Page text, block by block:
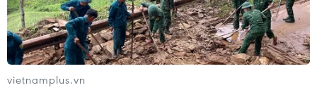
vietnamplus.vn